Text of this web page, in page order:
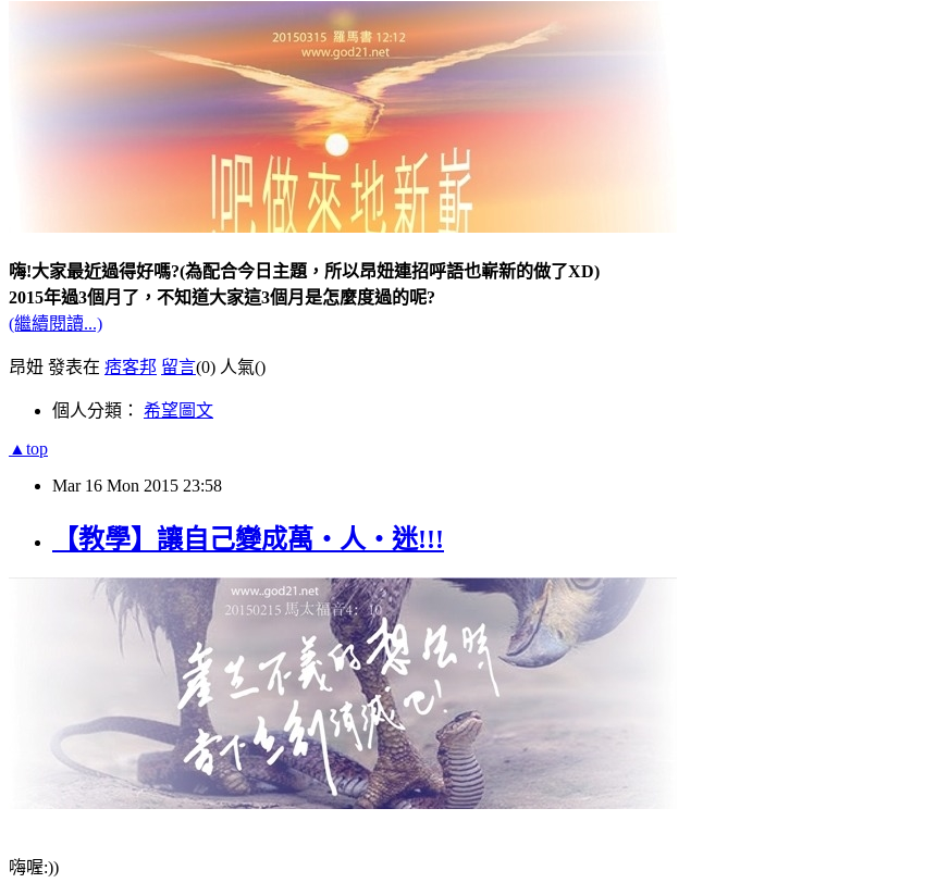
嗨!大家最近過得好嗎?(為配合今日主題，所以昂妞連招呼語也嶄新的做了XD)
2015年過3個月了，不知道大家這3個月是怎麼度過的呢?
(繼續閱讀...)
昂妞 發表在 痞客邦 留言(0) 人氣()
個人分類： 希望圖文
▲top
Mar 16 Mon 2015 23:58
【教學】讓自己變成萬‧人‧迷!!!
嗨喔:))